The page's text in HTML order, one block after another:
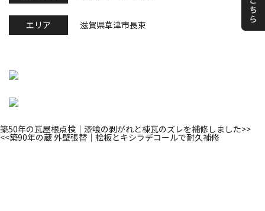
エリア 滋賀県草津市長束
築50年の瓦屋根点検｜漆喰の剥がれと棟瓦のズレを補修しました>>
<<築90年の蔵 外壁張替｜桧板とキシラデコールで耐久補修